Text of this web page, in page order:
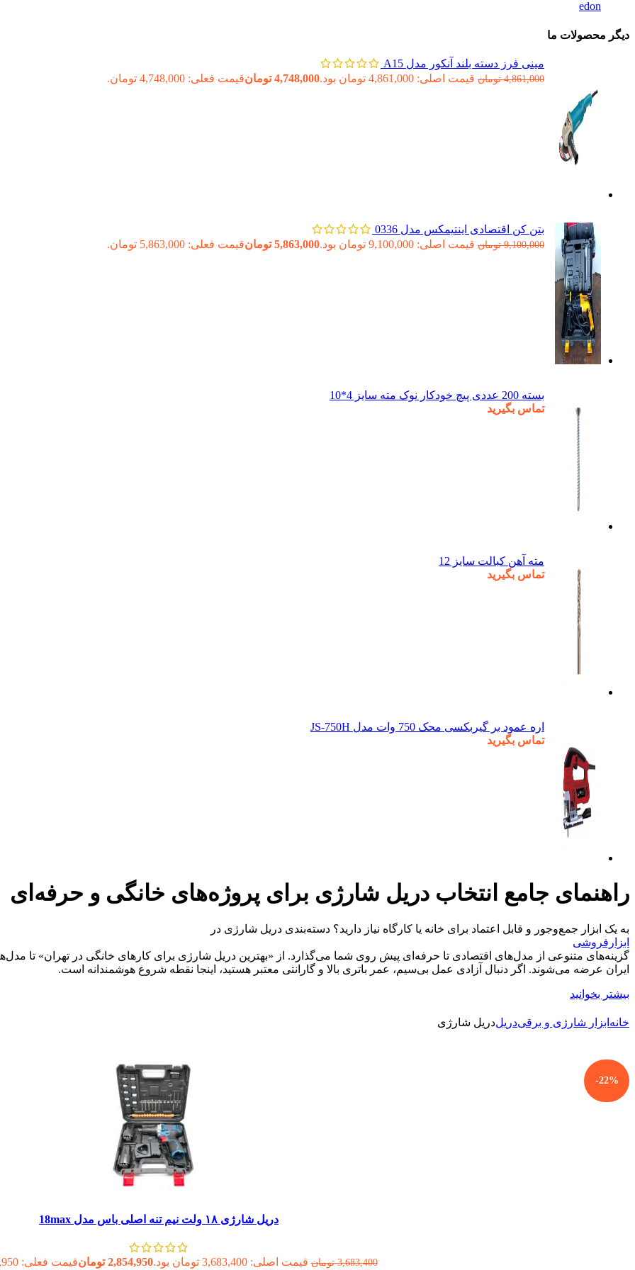
edon
دیگر محصولات ما
مینی فرز دسته بلند آنکور مدل A15
4,861,000 تومان قیمت اصلی: 4,861,000 تومان بود. 4,748,000 تومانقیمت فعلی: 4,748,000 تومان.
بتن کن اقتصادی اینتیمکس مدل 0336
9,100,000 تومان قیمت اصلی: 9,100,000 تومان بود. 5,863,000 تومانقیمت فعلی: 5,863,000 تومان.
بسته 200 عددی پیچ خودکار نوک مته سایز 4*10
تماس بگیرید
مته آهن کبالت سایز 12
تماس بگیرید
اره عمود بر گیربکسی محک 750 وات مدل JS-750H
تماس بگیرید
راهنمای جامع انتخاب دریل شارژی برای پروژه‌های خانگی و حرفه‌ای
به یک ابزار جمع‌وجور و قابل اعتماد برای خانه یا کارگاه نیاز دارید؟ دسته‌بندی دریل شارژی در
ابزارفروشی
گزینه‌های متنوعی از مدل‌های اقتصادی تا حرفه‌ای پیش روی شما می‌گذارد. از «بهترین دریل شارژی برای کارهای خانگی در تهران» تا
ایران عرضه می‌شوند. اگر دنبال آزادی عمل بی‌سیم، عمر باتری بالا و گارانتی معتبر هستید، اینجا نقطه شروع هوشمندانه است.
بیشتر بخوانید
خانه ابزار شارژی و برقیدریلدریل شارژی
-22%
دریل شارژی ۱۸ ولت نیم تنه اصلی باس مدل 18max
3,683,400 تومان قیمت اصلی: 3,683,400 تومان بود. 2,854,950 تومانقیمت فعلی: 2,854,950 تومان.